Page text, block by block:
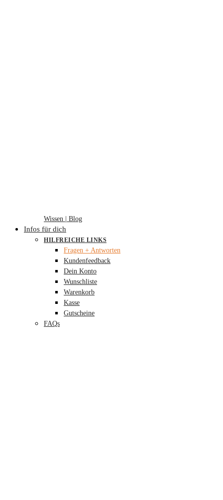
Wissen | Blog
Infos für dich
HILFREICHE LINKS
Fragen + Antworten
Kundenfeedback
Dein Konto
Wunschliste
Warenkorb
Kasse
Gutscheine
FAQs